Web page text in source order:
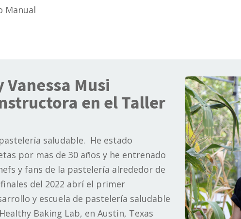
Manual
Vanessa Musi
en el Taller
saludable. He estado
por mas de 30 años y he entrenado
y fans de la pastelería alrededor de
del 2022 abrí el primer
y escuela de pastelería saludable
Baking Lab, en Austin, Texas